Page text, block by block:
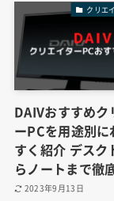
クリエ
DAIVおすすめク
ーPCを用途別に
すく紹介 デスク
らノートまで徹
2023年9月13日